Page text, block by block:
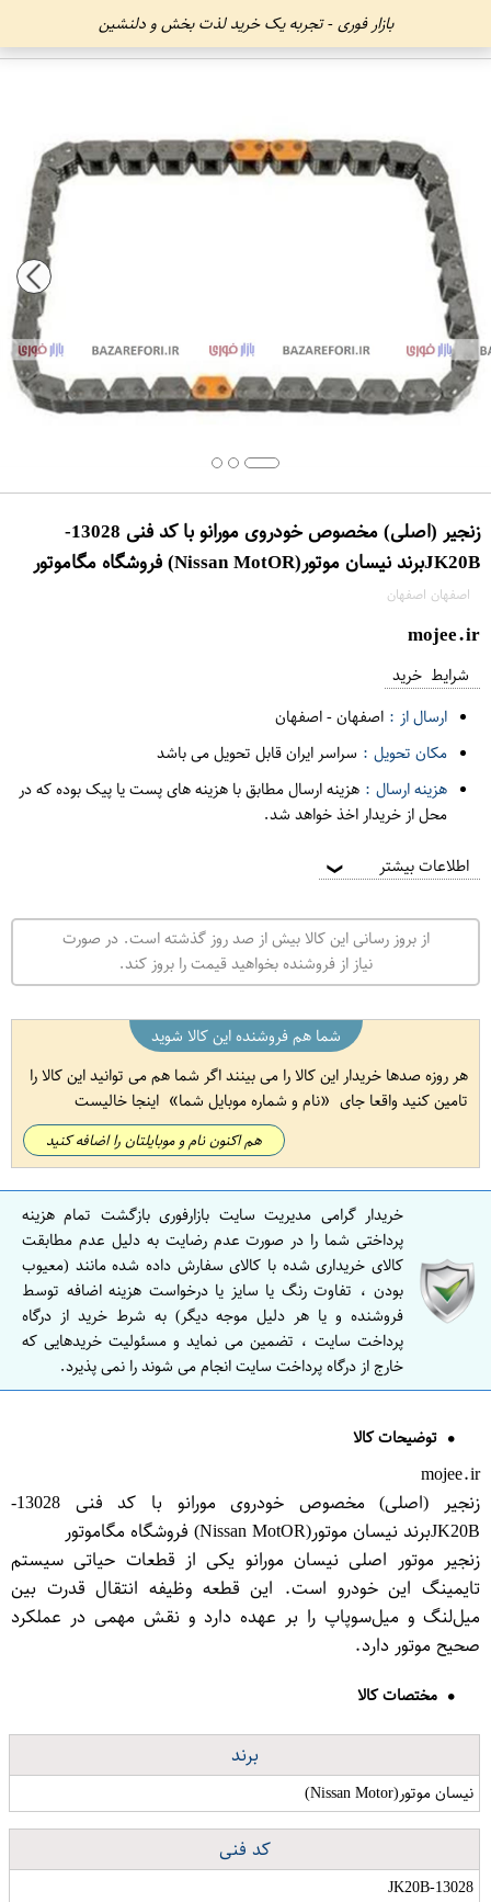
بازار فوری - تجربه یک خرید لذت بخش و دلنشین
زنجیر (اصلی) مخصوص خودروی مورانو با کد فنی 13028-
JK20Bبرند نیسان موتور(Nissan MotO​R) فروشگاه مگاموتور
اصفهان اصفهان
mojee.ir
شرایط خرید
ارسال از : اصفهان-اصفهان
مکان تحویل : سراسر ایران قابل تحویل می باشد
هزینه ارسال : هزینه ارسال مطابق با هزینه های پست یا پیک بوده که در
محل از خریدار اخذ خواهد شد.
اطلاعات بیشتر ❯
از بروز رسانی این کالا بیش از صد روز گذشته است. در صورت
نیاز از فروشنده بخواهید قیمت را بروز کند.
شما هم فروشنده این کالا شوید
هر روزه صدها خریدار این کالا را می بینند اگر شما هم می توانید این کالا را
تامین کنید واقعا جای
نام و شماره موبایل شما اینجا خالیست
هم اکنون نام و موبایلتان را اضافه کنید
خریدار گرامی مدیریت سایت بازارفوری بازگشت تمام هزینه
پرداختی شما را در صورت عدم رضایت به دلیل عدم مطابقت
کالای خریداری شده با کالای سفارش داده شده مانند (معیوب
بودن ، تفاوت رنگ یا سایز یا درخواست هزینه اضافه توسط
فروشنده و یا هر دلیل موجه دیگر) به شرط خرید از درگاه
پرداخت سایت ، تضمین می نماید و مسئولیت خریدهایی که
خارج از درگاه پرداخت سایت انجام می شوند را نمی پذیرد.
توضیحات کالا
mojee.ir
زنجیر (اصلی) مخصوص خودروی مورانو با کد فنی 13028-
JK20Bبرند نیسان موتور(Nissan MotO​R) فروشگاه مگاموتور
زنجیر موتور اصلی نیسان مورانو یکی از قطعات حیاتی سیستم
تایمینگ این خودرو است. این قطعه وظیفه انتقال قدرت بین
میل‌لنگ و میل‌سوپاپ را بر عهده دارد و نقش مهمی در عملکرد
صحیح موتور دارد.
مختصات کالا
برند
نیسان موتور(Nissan Motor)
کد فنی
13028-JK20B